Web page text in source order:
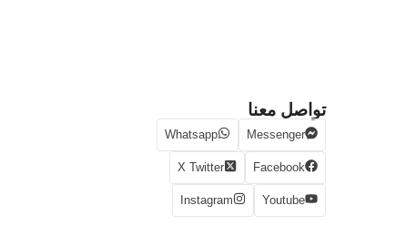
تواصل معنا
Messenger
Whatsapp
Facebook
X Twitter
Youtube
Instagram